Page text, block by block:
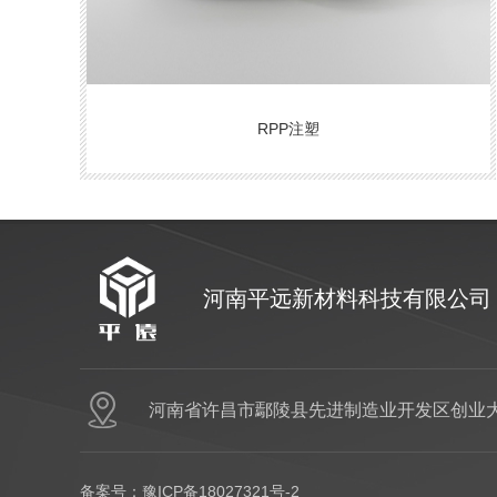
RPP注塑
河南平远新材料科技有限公司
河南省许昌市鄢陵县先进制造业开发区创业
备案号： 豫ICP备18027321号-2